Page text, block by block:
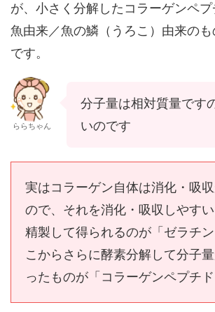
が、小さく分解したコラーゲンペ
魚由来／魚の鱗（うろこ）由来の
です。
ららちゃん
分子量は相対質量です
いのです
実はコラーゲン自体は消化・吸
ので、それを消化・吸収しやす
精製して得られるのが「ゼラチ
こからさらに酵素分解して分子
ったものが「コラーゲンペプチド